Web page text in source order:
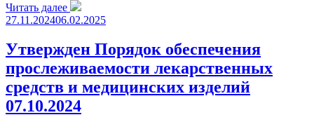
Читать далее
27.11.202406.02.2025
Утвержден Порядок обеспечения
прослеживаемости лекарственных
средств и медицинских изделий
07.10.2024